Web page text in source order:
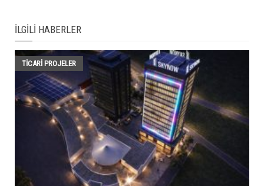
İLGILI HABERLER
TİCARİ PROJELER